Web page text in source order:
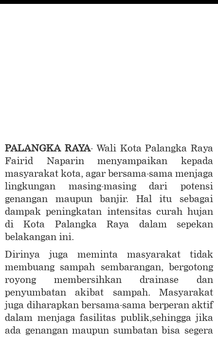
PALANGKA RAYA- Wali Kota Palangka Raya
Fairid Naparin menyampaikan kepada
masyarakat kota, agar bersama-sama menjaga
lingkungan masing-masing dari potensi
genangan maupun banjir. Hal itu sebagai
dampak peningkatan intensitas curah hujan
di Kota Palangka Raya dalam sepekan
belakangan ini.
Dirinya juga meminta masyarakat tidak
membuang sampah sembarangan, bergotong
royong membersihkan drainase dan
penyumbatan akibat sampah. Masyarakat
juga diharapkan bersama-sama berperan aktif
dalam menjaga fasilitas publik,sehingga jika
ada genangan maupun sumbatan bisa segera